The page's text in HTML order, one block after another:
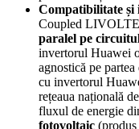
Compatibilitate și
Coupled
paralel pe
invertorul Huawei
agnostică pe
cu invertorul
rețeaua națională
fluxul de energie
fotovoltaic